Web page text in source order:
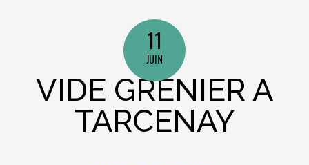
11
JUIN
VIDE GRENIER A
TARCENAY